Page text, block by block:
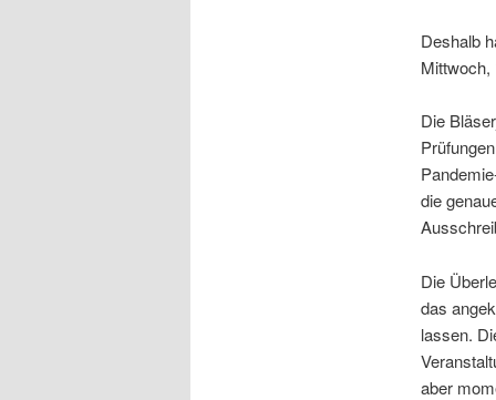
Deshalb
Mittwoch,
Die
die
Die
das
lassen.
aber